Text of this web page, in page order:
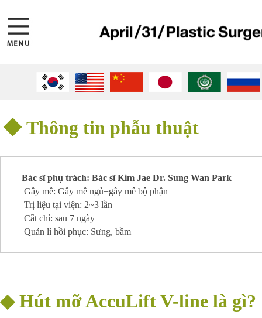
◆ Thông tin phẫu thuật
Bác sĩ phụ trách: Bác sĩ Kim Jae Dr. Sung Wan Park
Gây mê: Gây mê ngủ+gây mê bộ phận
Trị liệu tại viện: 2~3 lần
Cắt chỉ: sau 7 ngày
Quản lí hồi phục: Sưng, bầm
◆Hút mỡ AccuLift V-line là gì?